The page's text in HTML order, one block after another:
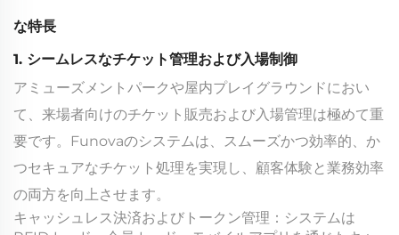
な特長
1. シームレスなチケット管理および入場制御
アミューズメントパークや屋内プレイグラウンドにおい
て、来場者向けのチケット販売および入場管理は極めて重
要です。Funovaのシステムは、スムーズかつ効率的、か
つセキュアなチケット処理を実現し、顧客体験と業務効率
の両方を向上させます。
キャッシュレス決済およびトークン管理：システムは